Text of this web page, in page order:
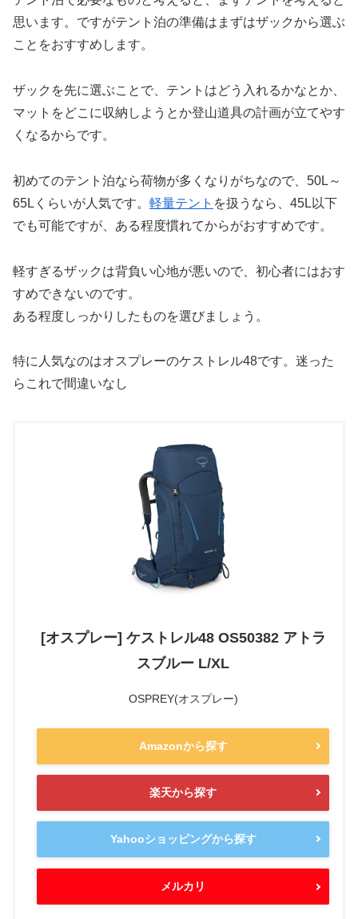
思います。ですがテント泊の準備はまずはザックから選ぶ
ことをおすすめします。
ザックを先に選ぶことで、テントはどう入れるかなとか、
マットをどこに収納しようとか登山道具の計画が立てやす
くなるからです。
初めてのテント泊なら荷物が多くなりがちなので、50L～
65Lくらいが人気です。 軽量テント を扱うなら、45L以下
でも可能ですが、ある程度慣れてからがおすすめです。
軽すぎるザックは背負い心地が悪いので、初心者にはおす
すめできないのです。
ある程度しっかりしたものを選びましょう。
特に人気なのはオスプレーのケストレル48です。迷った
らこれで間違いなし
[オスプレー] ケストレル48 OS50382 アトラ
スブルー L/XL
OSPREY(オスプレー)
Amazonから探す
楽天から探す
Yahooショッピングから探す
メルカリ